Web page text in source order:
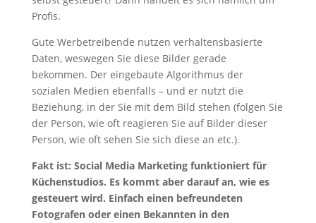
Profis.
Gute Werbetreibende nutzen verhaltensbasierte
Daten, weswegen Sie diese Bilder gerade
bekommen. Der eingebaute Algorithmus der
sozialen Medien ebenfalls – und er nutzt die
Beziehung, in der Sie mit dem Bild stehen (folgen Sie
der Person, wie oft reagieren Sie auf Bilder dieser
Person, wie oft sehen Sie sich diese an etc.).
Fakt ist: Social Media Marketing funktioniert für
Küchenstudios. Es kommt aber darauf an, wie es
gesteuert wird. Einfach einen befreundeten
Fotografen oder einen Bekannten in den